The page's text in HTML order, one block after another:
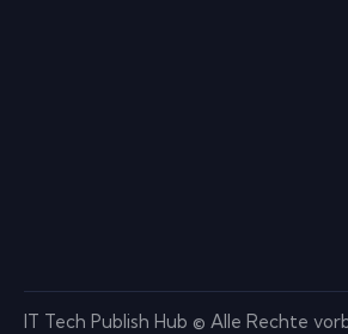
IT Tech Publish Hub © Alle Rechte